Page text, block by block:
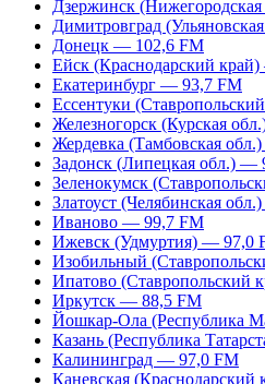
Дзержинск
Димитровград
Донецк — 102,6 FM
Ейск (Краснодарский
Екатеринбург — 93,7 FM
Ессентуки
Железногорск (Курская
Жердевка (Тамбовская
Задонск (Липецкая обл.) —
Зеленокумск
Златоуст (Челябинская
Иваново — 99,7 FM
Ижевск (Удмуртия) — 97,0
Изобильный
Ипатово (Ставропольский
Иркутск — 88,5 FM
Йошкар-Ола (Республика
Казань (Республика
Калининград — 97,0 FM
Каневская